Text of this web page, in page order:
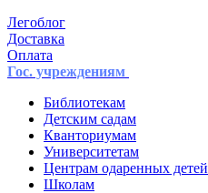
Легоблог
Доставка
Оплата
Гос. учреждениям
Библиотекам
Детским садам
Кванториумам
Университетам
Центрам одаренных детей
Школам